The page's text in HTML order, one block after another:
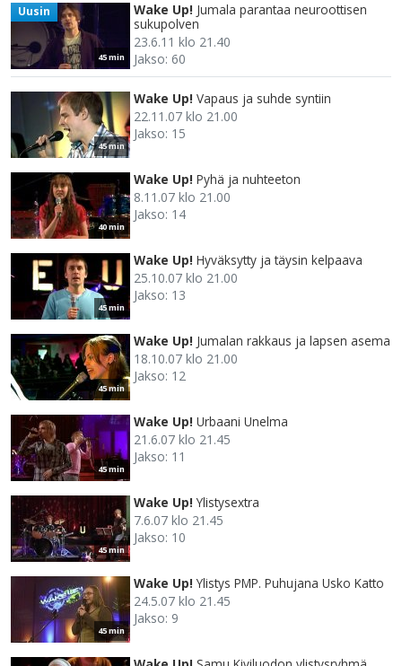
45 min
Uusin Wake Up! Jumala parantaa neuroottisen
sukupolven
23.6.11 klo 21.40
Jakso: 60
45 min
Wake Up! Vapaus ja suhde syntiin
22.11.07 klo 21.00
Jakso: 15
40 min
Wake Up! Pyhä ja nuhteeton
8.11.07 klo 21.00
Jakso: 14
45 min
Wake Up! Hyväksytty ja täysin kelpaava
25.10.07 klo 21.00
Jakso: 13
45 min
Wake Up! Jumalan rakkaus ja lapsen asema
18.10.07 klo 21.00
Jakso: 12
45 min
Wake Up! Urbaani Unelma
21.6.07 klo 21.45
Jakso: 11
45 min
Wake Up! Ylistysextra
7.6.07 klo 21.45
Jakso: 10
45 min
Wake Up! Ylistys PMP. Puhujana Usko Katto
24.5.07 klo 21.45
Jakso: 9